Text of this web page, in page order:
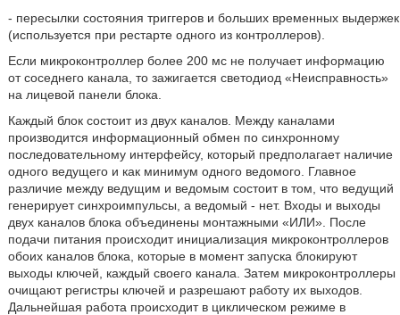
- пересылки состояния триггеров и больших временных выдержек
(используется при рестарте одного из контроллеров).
Если микроконтроллер более 200 мс не получает информацию
от соседнего канала, то зажигается светодиод «Неисправность»
на лицевой панели блока.
Каждый блок состоит из двух каналов. Между каналами
производится информационный обмен по синхронному
последовательному интерфейсу, который предполагает наличие
одного ведущего и как минимум одного ведомого. Главное
различие между ведущим и ведомым состоит в том, что ведущий
генерирует синхроимпульсы, а ведомый - нет. Входы и выходы
двух каналов блока объединены монтажными «ИЛИ». После
подачи питания происходит инициализация микроконтроллеров
обоих каналов блока, которые в момент запуска блокируют
выходы ключей, каждый своего канала. Затем микроконтроллеры
очищают регистры ключей и разрешают работу их выходов.
Дальнейшая работа происходит в циклическом режиме в